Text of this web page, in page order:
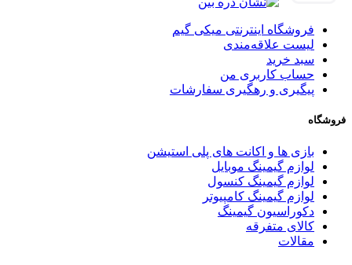
فروشگاه اینترنتی میکی گیم
لیست علاقه‌مندی
سبد خرید
حساب کاربری من
پیگیری و رهگیری سفارشات
فروشگاه
بازی ها و اکانت های پلی استیشن
لوازم گیمینگ موبایل
لوازم گیمینگ کنسول
لوازم گیمینگ کامپیوتر
دکوراسیون گیمینگ
کالای متفرقه
مقالات